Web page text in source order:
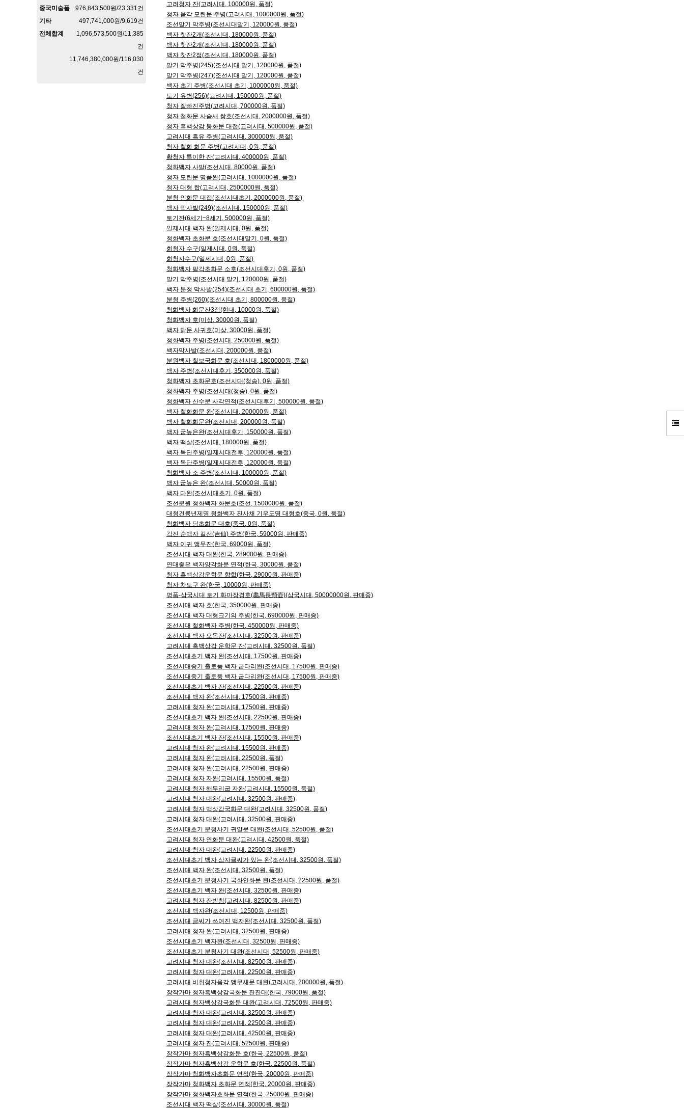
976,843,500원/23,331건
중국미술품
497,741,000원/9,619건
기타
1,096,573,500원/11,385
건
전체합계
11,746,380,000원/116,030
건
고려청자 잔(고려시대, 100000원, 품절)
청자 음각 모란문 주병(고려시대, 1000000원, 품절)
조선말기 막주병(조선시대말기, 120000원, 품절)
백자 찻잔2개(조선시대, 180000원, 품절)
백자 찻잔2개(조선시대, 180000원, 품절)
백자 찻잔2점(조선시대, 180000원, 품절)
말기 막주병(245)(조선시대 말기, 120000원, 품절)
말기 막주병(247)(조선시대 말기, 120000원, 품절)
백자 초기 주병(조선시대 초기, 1000000원, 품절)
토기 유병(256)(고려시대, 150000원, 품절)
청자 잘빠진주병(고려시대, 700000원, 품절)
청자 철화문 사슴새 쌍호(조선시대, 2000000원, 품절)
청자 흑백상감 봉화문 대접(고려시대, 500000원, 품절)
고려시대 흑유 주병(고려시대, 300000원, 품절)
청자 철화 화문 주병(고려시대, 0원, 품절)
황청자 특이한 잔(고려시대, 400000원, 품절)
청화백자 사발(조선시대, 80000원, 품절)
청자 모란문 명품완(고려시대, 1000000원, 품절)
청자 대형 합(고려시대, 2500000원, 품절)
분청 인화문 대접(조선시대초기, 2000000원, 품절)
백자 막사발(249)(조선시대, 150000원, 품절)
토기잔(6세기~8세기, 500000원, 품절)
일제시대 백자 완(일제시대, 0원, 품절)
청화백자 초화문 호(조선시대말기, 0원, 품절)
회청자 수구(일제시대, 0원, 품절)
회청자수구(일제시대, 0원, 품절)
청화백자 팔각초화문 소호(조선시대후기, 0원, 품절)
말기 막주병(조선시대 말기, 120000원, 품절)
백자 분청 막사발(254)(조선시대 초기, 600000원, 품절)
분청 주병(260)(조선시대 초기, 800000원, 품절)
청화백자 화문잔3점(현대, 10000원, 품절)
청화백자 호(미상, 30000원, 품절)
백자 닭문 사귀호(미상, 30000원, 품절)
청화백자 주병(조선시대, 250000원, 품절)
백자막사발(조선시대, 200000원, 품절)
분원백자 칠보국화문 호(조선시대, 1800000원, 품절)
백자 주병(조선시대후기, 350000원, 품절)
청화백자 초화문호(조선시대(청송), 0원, 품절)
청화백자 주병(조선시대(청송), 0원, 품절)
청화백자 산수문 사각연적(조선시대후기, 500000원, 품절)
백자 철화화문 완(조선시대, 200000원, 품절)
백자 철화화문완(조선시대, 200000원, 품절)
백자 굽높은완(조선시대후기, 150000원, 품절)
백자 떡살(조선시대, 180000원, 품절)
백자 목단주병(일제시대전후, 120000원, 품절)
백자 목단주병(일제시대전후, 120000원, 품절)
청화백자 소 주병(조선시대, 100000원, 품절)
백자 굽높은 완(조선시대, 50000원, 품절)
백자 다완(조선시대초기, 0원, 품절)
조선분원 청화백자 화문호(조선, 1500000원, 품절)
대청건륭년제명 청화백자 진사채 기우도명 대형호(중국, 0원, 품절)
청화백자 당초화문 대호(중국, 0원, 품절)
각진 순백자 길선(吉仙) 주병(한국, 59000원, 판매중)
백자 이귀 앵무잔(한국, 69000원, 품절)
조선시대 백자 대완(한국, 289000원, 판매중)
연대좋은 백자양각화문 연적(한국, 30000원, 품절)
청자 흑백상감운학문 향합(한국, 29000원, 판매중)
청자 차도구 완(한국, 10000원, 판매중)
명품-삼국시대 토기 화마장경호(畵馬長頸壺)(삼국시대, 50000000원, 판매중)
조선시대 백자 호(한국, 350000원, 판매중)
조선시대 백자 대형크기의 주병(한국, 690000원, 판매중)
조선시대 철화백자 주병(한국, 450000원, 판매중)
조선시대 백자 오목잔(조선시대, 32500원, 판매중)
고려시대 흑백상감 운학문 잔(고려시대, 32500원, 품절)
조선시대초기 백자 완(조선시대, 17500원, 판매중)
조선시대중기 출토품 백자 굽다리완(조선시대, 17500원, 판매중)
조선시대중기 출토품 백자 굽다리완(조선시대, 17500원, 판매중)
조선시대초기 백자 잔(조선시대, 22500원, 판매중)
조선시대 백자 완(조선시대, 17500원, 판매중)
고려시대 청자 완(고려시대, 17500원, 판매중)
조선시대초기 백자 완(조선시대, 22500원, 판매중)
고려시대 청자 완(고려시대, 17500원, 판매중)
조선시대초기 백자 잔(조선시대, 15500원, 판매중)
고려시대 청자 완(고려시대, 15500원, 판매중)
고려시대 청자 완(고려시대, 22500원, 품절)
고려시대 청자 완(고려시대, 22500원, 판매중)
고려시대 청자 자완(고려시대, 15500원, 품절)
고려시대 청자 해무리굽 자완(고려시대, 15500원, 품절)
고려시대 청자 대완(고려시대, 32500원, 판매중)
고려시대 청자 백상감국화문 대완(고려시대, 32500원, 품절)
고려시대 청자 대완(고려시대, 32500원, 판매중)
조선시대초기 분청사기 귀얄문 대완(조선시대, 52500원, 품절)
고려시대 청자 연화문 대완(고려시대, 42500원, 품절)
고려시대 청자 대완(고려시대, 22500원, 판매중)
조선시대초기 백자 삼자글씨가 있는 완(조선시대, 32500원, 품절)
조선시대 백자 완(조선시대, 32500원, 품절)
조선시대초기 분청사기 국화인화문 완(조선시대, 22500원, 품절)
조선시대초기 백자 완(조선시대, 32500원, 판매중)
고려시대 청자 잔받침(고려시대, 82500원, 판매중)
조선시대 백자완(조선시대, 12500원, 판매중)
조선시대 글씨가 쓰여진 백자완(조선시대, 32500원, 품절)
고려시대 청자 완(고려시대, 32500원, 판매중)
조선시대초기 백자완(조선시대, 32500원, 판매중)
조선시대초기 분청사기 대완(조선시대, 52500원, 판매중)
고려시대 청자 대완(조선시대, 82500원, 판매중)
고려시대 청자 대완(고려시대, 22500원, 판매중)
고려시대 비취청자음각 앵무새문 대완(고려시대, 200000원, 품절)
장작가마 청자흑백상감국화문 잔잔대(한국, 79000원, 품절)
고려시대 청자백상감국화문 대완(고려시대, 72500원, 판매중)
고려시대 청자 대완(고려시대, 32500원, 판매중)
고려시대 청자 대완(고려시대, 22500원, 판매중)
고려시대 청자 대완(고려시대, 42500원, 판매중)
고려시대 청자 잔(고려시대, 52500원, 판매중)
장작가마 청자흑백상감화문 호(한국, 22500원, 품절)
장작가마 청자흑백상감 운학문 호(한국, 22500원, 품절)
장작가마 청화백자초화문 연적(한국, 20000원, 판매중)
장작가마 청화백자 초화문 연적(한국, 20000원, 판매중)
장작가마 청화백자초화문 연적(한국, 25000원, 판매중)
조선시대 백자 떡살(조선시대, 30000원, 품절)